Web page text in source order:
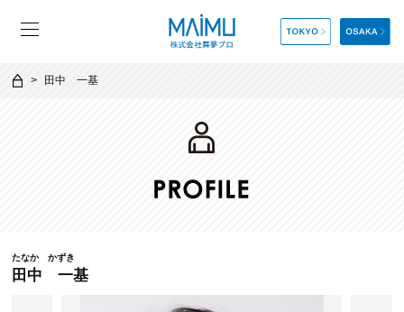
田中 一基
たなか かずき
田中 一基